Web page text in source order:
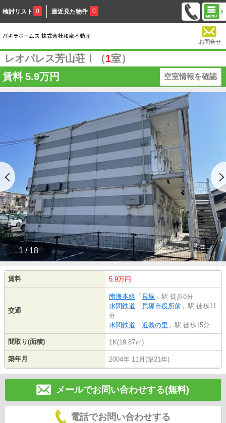
検討リスト 0 最近見た物件 0
お問合せ
レオパレス芳山荘Ⅰ（1室）
賃料 5.9万円 空室情報を確認
1 / 18
賃料 5.9万円
交通
南海本線 「 貝塚 」駅 徒歩8分
水間鉄道 「 貝塚市役所前 」駅 徒歩11
分
水間鉄道 「 近義の里 」駅 徒歩15分
間取り(面積) 1K(19.87㎡)
築年月 2004年 11月(築21年)
メールでお問い合わせする(無料)
電話でお問い合わせする